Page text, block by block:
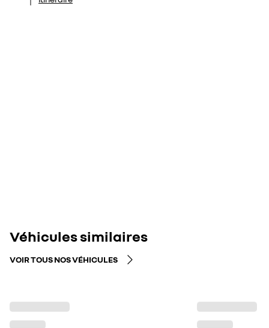
Véhicules similaires
VOIR TOUS NOS VÉHICULES